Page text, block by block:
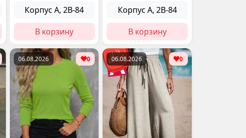
Корпус А, 2В-84
В корзину
Корпус А, 2В-84
В корзину
06.08.2026 0 06.08.2026 0